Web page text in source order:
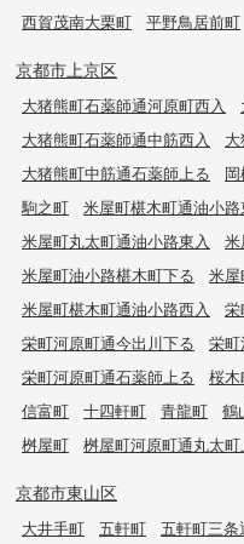
西賀茂南大栗町
平野鳥居前町
京都市上京区
大猪熊町石薬師通河原町西入
大猪熊町石薬師通中筋西入
大猪熊町中筋通石薬師上る
駒之町
米屋町椹木町通油小路
米屋町丸太町通油小路東入
米
米屋町油小路椹木町下る
米
米屋町椹木町通油小路西入
栄
栄町河原町通今出川下る
栄
栄町河原町通石薬師上る
桜木
信富町
十四軒町 青龍町 鶴
桝屋町
桝屋町河原町通丸太町
京都市東山区
大井手町 五軒町
五軒町三条